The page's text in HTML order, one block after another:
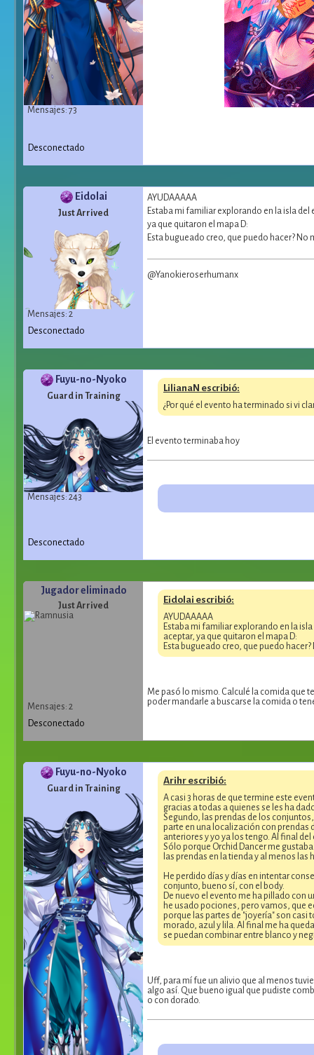
Mensajes: 73
Desconectado
Eidolai
Just Arrived
Mensajes: 2
AYUDAAAAA
Estaba mi familiar explorando en la isla
ya que quitaron el mapa D:
Esta bugueado creo, que puedo hacer?
@Yanokieroserhumanx
Desconectado
Fuyu-no-Nyoko
Guard in Training
Mensajes: 243
LilianaN escribió:
¿Por qué el evento ha terminado si vi
El evento terminaba hoy
Desconectado
Jugador eliminado
Just Arrived
Mensajes: 2
Eidolai escribió:
AYUDAAAAA
Estaba mi familiar explorando en la
aceptar, ya que quitaron el mapa D:
Esta bugueado creo, que puedo
Me pasó lo mismo. Calculé la comida que
poder mandarle a buscarse la comida o
Desconectado
Fuyu-no-Nyoko
Guard in Training
Arihr escribió:
A casi 3 horas de que termine este
gracias a todas a quienes se les ha
Segundo, las prendas de los
parte en una localización con prendas
anteriores y yo ya los tengo. Al final
Sólo porque Orchid Dancer me
las prendas en la tienda y al menos
He perdido días y días en intentar
conjunto, bueno sí, con el body.
De nuevo el evento me ha pillado con
he usado pociones, pero vamos, que
porque las partes de "joyería" son casi
morado, azul y lila. Al final me ha
se puedan combinar entre blanco y
Uff, para mí fue un alivio que al menos
algo así. Que bueno igual que pudiste
o con dorado.